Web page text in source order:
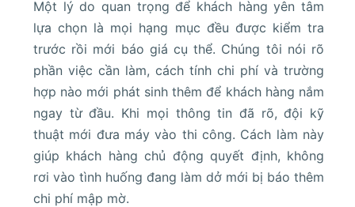
Một lý do quan trọng để khách hàng yên tâm
lựa chọn là mọi hạng mục đều được kiểm tra
trước rồi mới báo giá cụ thể. Chúng tôi nói rõ
phần việc cần làm, cách tính chi phí và trường
hợp nào mới phát sinh thêm để khách hàng nắm
ngay từ đầu. Khi mọi thông tin đã rõ, đội kỹ
thuật mới đưa máy vào thi công. Cách làm này
giúp khách hàng chủ động quyết định, không
rơi vào tình huống đang làm dở mới bị báo thêm
chi phí mập mờ.